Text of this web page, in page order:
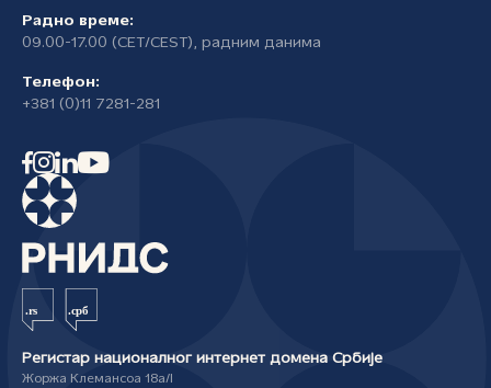
Радно време:
09.00-17.00 (CET/CEST), радним данима
Телефон:
+381 (0)11 7281-281
Регистар националног интернет домена Србије
Жоржа Клемансоа 18а/I